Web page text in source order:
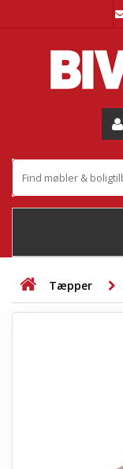
STUE
Tæpper